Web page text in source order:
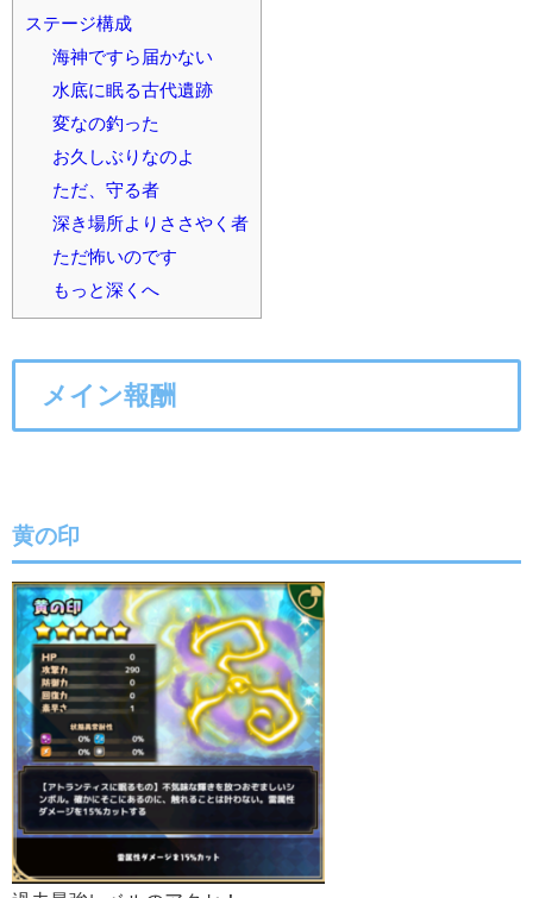
ステージ構成
海神ですら届かない
水底に眠る古代遺跡
変なの釣った
お久しぶりなのよ
ただ、守る者
深き場所よりささやく者
ただ怖いのです
もっと深くへ
メイン報酬
黄の印